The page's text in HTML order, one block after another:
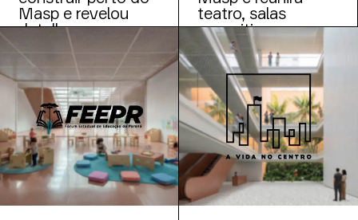
Masp e revelou
detalhes como
previsão de
inauguração
teatro, salas
expositivas,
anfiteatro,
estúdios, loja e
restaurante-café